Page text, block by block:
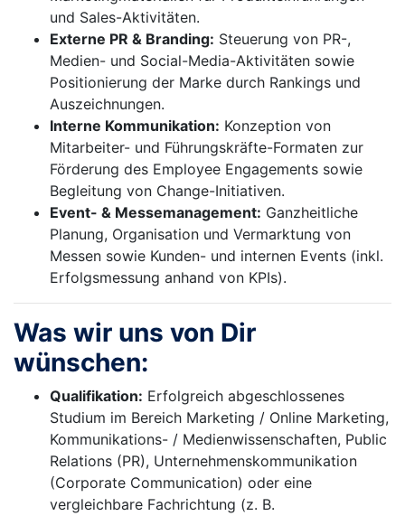
und Sales-Aktivitäten.
Externe PR & Branding: Steuerung von PR-,
Medien- und Social-Media-Aktivitäten sowie
Positionierung der Marke durch Rankings und
Auszeichnungen.
Interne Kommunikation: Konzeption von
Mitarbeiter- und Führungskräfte-Formaten zur
Förderung des Employee Engagements sowie
Begleitung von Change-Initiativen.
Event- & Messemanagement: Ganzheitliche
Planung, Organisation und Vermarktung von
Messen sowie Kunden- und internen Events (inkl.
Erfolgsmessung anhand von KPIs).
Was wir uns von Dir
wünschen:
Qualifikation: Erfolgreich abgeschlossenes
Studium im Bereich Marketing / Online Marketing,
Kommunikations- / Medienwissenschaften, Public
Relations (PR), Unternehmenskommunikation
(Corporate Communication) oder eine
vergleichbare Fachrichtung (z. B.